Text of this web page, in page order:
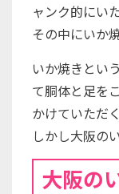
ャンク的にい
その中にいか
いか焼きとい
て胴体と足を
かけていただ
しかし大阪の
大阪の